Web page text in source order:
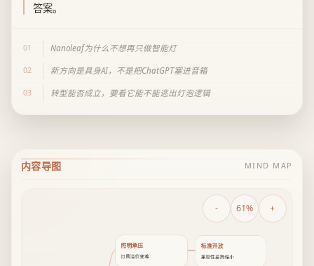
答案。
01 Nanoleaf为什么不想再只做智能灯
02 新方向是具身AI，不是把ChatGPT塞进音箱
03 转型能否成立，要看它能不能逃出灯泡逻辑
内容导图 MIND MAP
- 61% +
照明承压
灯具溢价变难
标准开放
兼容性差异缩小